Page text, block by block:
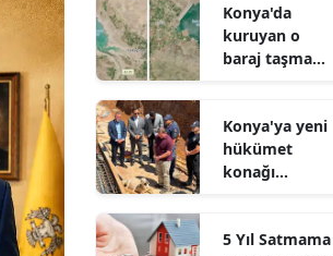
Konya'da
kuruyan o
baraj taşma
Konya'ya yeni
hükümet
konağı
5 Yıl Satmama